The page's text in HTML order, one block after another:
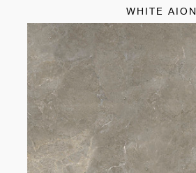
WHITE AION